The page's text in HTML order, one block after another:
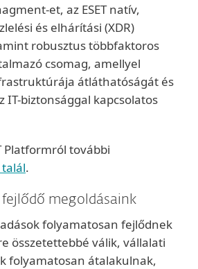
et, az ESET natív,
és elhárítási (XDR)
robusztus többfaktoros
csomag, amellyel
átláthatóságát és
IT-biztonsággal kapcsolatos
Platformról további
.
megoldásaink
folyamatosan fejlődnek
összetettebbé válik, vállalati
folyamatosan átalakulnak,